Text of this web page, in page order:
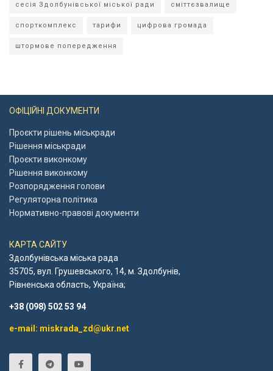
сесія Здолбунівської міської ради сміттєзвалище
спорткомплекс тарифи цифрова громада
штормове попередження
ОФІЦІЙНІ ДОКУМЕНТИ
Проєкти рішень міськради
Рішення міськради
Проєкти виконкому
Рішення виконкому
Розпорядження голови
Регуляторна політика
Нормативно-правові документи
КАРТА САЙТУ
Здолбунівська міська рада
35705, вул. Грушевського, 14, м. Здолбунів,
Рівненська область, Україна;
+38 (098) 502 53 94
e-mail: miskrada_zd@ukr.net